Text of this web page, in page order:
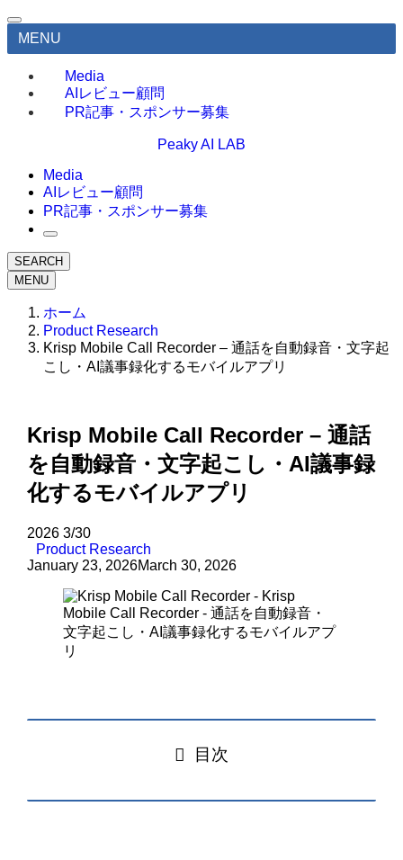
MENU
Media
AIレビュー顧問
PR記事・スポンサー募集
Peaky AI LAB
Media
AIレビュー顧問
PR記事・スポンサー募集
SEARCH
MENU
ホーム
Product Research
Krisp Mobile Call Recorder – 通話を自動録音・文字起
こし・AI議事録化するモバイルアプリ
Krisp Mobile Call Recorder – 通話
を自動録音・文字起こし・AI議事録
化するモバイルアプリ
2026 3/30
Product Research
January 23, 2026March 30, 2026
目次